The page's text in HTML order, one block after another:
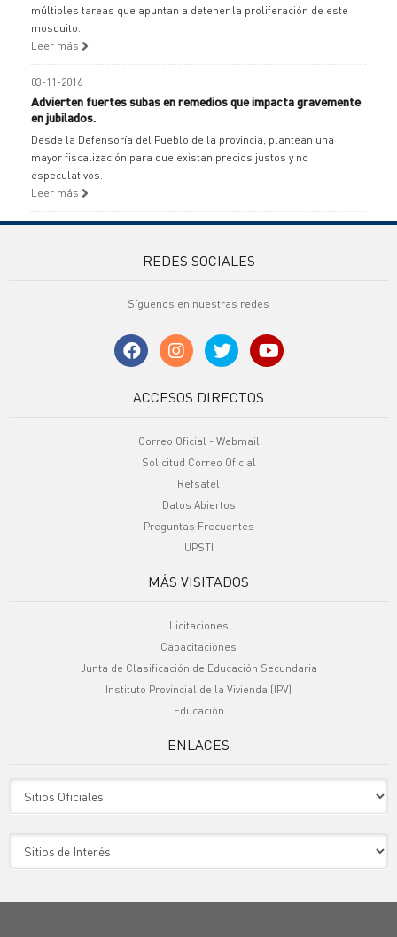
múltiples tareas que apuntan a detener la proliferación de este
mosquito.
Leer más
03-11-2016
Advierten fuertes subas en remedios que impacta gravemente
en jubilados.
Desde la Defensoría del Pueblo de la provincia, plantean una
mayor fiscalización para que existan precios justos y no
especulativos.
Leer más
REDES SOCIALES
Síguenos en nuestras redes
ACCESOS DIRECTOS
Correo Oficial - Webmail
Solicitud Correo Oficial
Refsatel
Datos Abiertos
Preguntas Frecuentes
UPSTI
MÁS VISITADOS
Licitaciones
Capacitaciones
Junta de Clasificación de Educación Secundaria
Instituto Provincial de la Vivienda (IPV)
Educación
ENLACES